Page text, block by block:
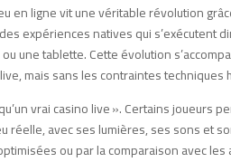
en ligne vit une véritable révolution
expériences natives qui s’exécutent
une tablette. Cette évolution
mais sans les contraintes techniques
vrai casino live ». Certains joueurs
réelle, avec ses lumières, ses sons et
ou par la comparaison avec les